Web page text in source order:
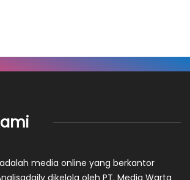
media online yang berkantor
dikelola oleh PT. Media Warta